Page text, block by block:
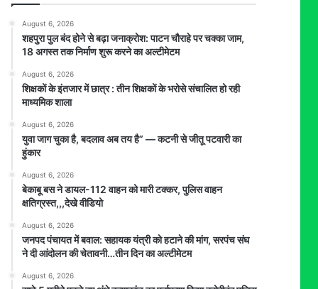
August 6, 2026
शहपुरा पुल बंद होने से बढ़ा जनाक्रोश: पाटन चौराहे पर चक्का जाम,
18 अगस्त तक निर्माण शुरू करने का अल्टीमेटम
August 6, 2026
शिक्षकों के इंतजार में छात्र : तीन शिक्षकों के भरोसे संचालित हो रही
माध्यमिक शाला
August 6, 2026
युवा जाग चुका है, बदलाव अब तय है” — कटनी से जीतू पटवारी का
हुंकार
August 6, 2026
बेकाबू बस ने डायल-112 वाहन को मारी टक्कर, पुलिस वाहन
क्षतिग्रस्त,,,देखे वीडियो
August 6, 2026
जनपद पंचायत में बवाल: सहायक यंत्री को हटाने की मांग, सरपंच संघ
ने दी आंदोलन की चेतावनी…तीन दिन का अल्टीमेटम
August 6, 2026